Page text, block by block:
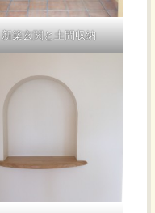
新築玄関と土間収納